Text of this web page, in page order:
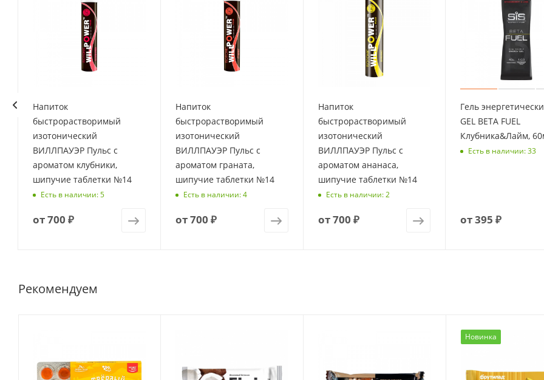
Напиток
быстрорастворимый
изотонический
ВИЛЛПАУЭР Пульс с
ароматом клубники,
шипучие таблетки №14
Есть в наличии: 5
от700 ₽
Напиток
быстрорастворимый
изотонический
ВИЛЛПАУЭР Пульс с
ароматом граната,
шипучие таблетки №14
Есть в наличии: 4
от700 ₽
Напиток
быстрорастворимый
изотонический
ВИЛЛПАУЭР Пульс с
ароматом ананаса,
шипучие таблетки №14
Есть в наличии: 2
от700 ₽
Гель
GEL BETA FUEL
Клубника&Лайм,
Есть в наличии: 33
от395 ₽
Рекомендуем
Новинка